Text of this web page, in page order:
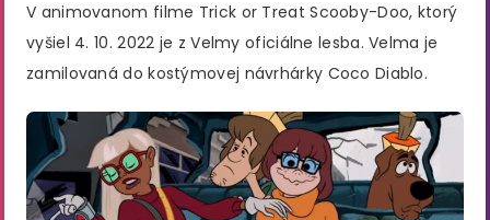
V animovanom filme Trick or Treat Scooby-Doo, ktorý
vyšiel 4. 10. 2022 je z Velmy oficiálne lesba. Velma je
zamilovaná do kostýmovej návrhárky Coco Diablo.